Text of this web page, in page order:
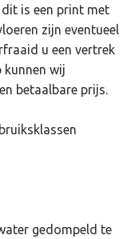
is een print met
zijn eventueel
u een vertrek
kunnen wij
betaalbare prijs.
gedompeld te